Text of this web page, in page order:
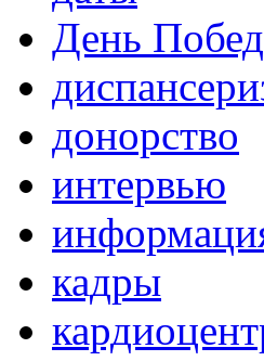
День
донорство
интервью
кадры